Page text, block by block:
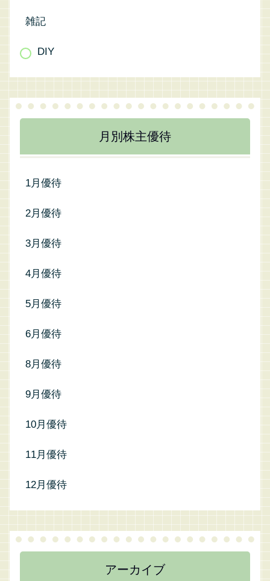
雑記
DIY
月別株主優待
1月優待
2月優待
3月優待
4月優待
5月優待
6月優待
8月優待
9月優待
10月優待
11月優待
12月優待
アーカイブ